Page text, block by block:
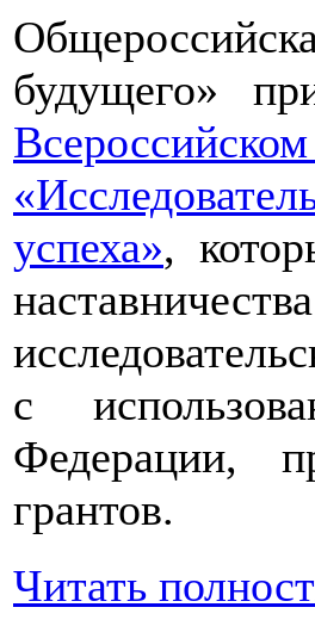
будущего»
успеха»,
с
Федерации,
грантов.
Читать